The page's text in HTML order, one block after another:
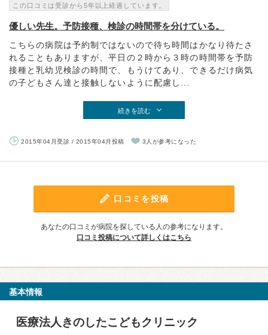
この口コミは受診から5年以上経過しています。
優しい先生。予防接種、検診の時間帯を分けている。
こちらの病院は予約制ではないので待ち時間はかなり待たさ
れることもありますが、平日の２時から３時の時間帯を予防
接種と乳幼児検診の時間で、もうけてあり、できるだけ病気
の子どもさん達と接触しないように配慮し...
続きを読む
2015年04月受診 / 2015年04月投稿 3人が参考になった
口コミを投稿
あなたの口コミが病院を探している人の参考になります。
口コミ投稿について詳しくはこちら
基本情報
医療法人きのしたこどもクリニック